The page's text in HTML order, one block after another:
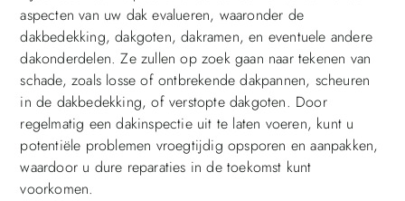
aspecten van uw dak evalueren, waaronder de
dakbedekking, dakgoten, dakramen, en eventuele andere
dakonderdelen. Ze zullen op zoek gaan naar tekenen van
schade, zoals losse of ontbrekende dakpannen, scheuren
in de dakbedekking, of verstopte dakgoten. Door
regelmatig een dakinspectie uit te laten voeren, kunt u
potentiële problemen vroegtijdig opsporen en aanpakken,
waardoor u dure reparaties in de toekomst kunt
voorkomen.